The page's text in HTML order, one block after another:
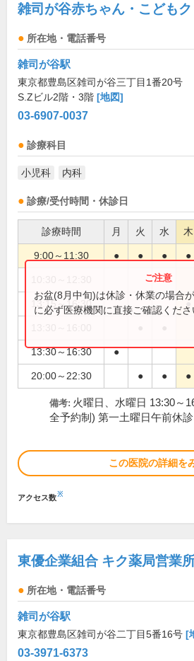
雑司が谷赤ちゃん・こども
所在地・電話番号
雑司が谷駅
東京都豊島区雑司が谷三丁目1番20号
S.Zビル2階・3階 [地図]
03-6907-0037
診療科目
小児科 内科
診療/受付時間・休診日
診療時間 月 火 水 木
9:00～11:30 ● ● ● ●
13:15～16:30 ●
13:30～16:30 ●
20:00～22:30 ● ● ●
お盆(8月中旬)は休診・休業の場合
に必ず医療機関に直接ご確認くださ
備考: 火曜日、水曜日 13:30～
全予約制) 第一土曜日午前休診
この医院の詳細を
アクセス数※
東優企業組合 キク薬局営業
所在地・電話番号
雑司が谷駅
東京都豊島区雑司が谷二丁目5番16号 [
03-3971-6373